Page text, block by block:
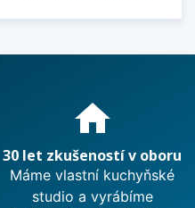
home
30 let zkušeností v oboru
Máme vlastní kuchyňské
studio a vyrábíme